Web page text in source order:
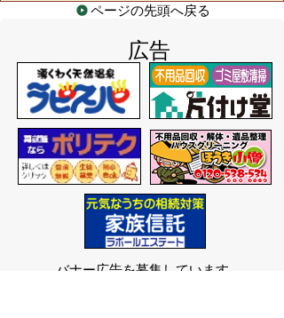
ページの先頭へ戻る
広告
バナー広告を募集しています